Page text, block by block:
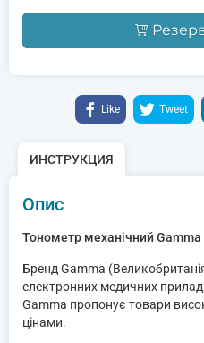
Like Tweet
ИНСТРУКЦИЯ
Опис
Тонометр механічний
Бренд Gamma
електронних медичних
Gamma пропонує товари
цінами.